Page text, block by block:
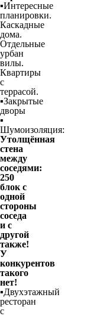
▪️Интересные
планировки.
Каскадные
дома.
Отдельные
урбан
вилы.
Квартиры
с
террасой.
▪️Закрытые
дворы
▪️
Шумоизоляция:
Утолщённая
стена
между
соседями:
250
блок с
одной
стороны
соседа
и с
другой
также!
У
конкурентов
такого
нет!
▪️Двухэтажный
ресторан
с